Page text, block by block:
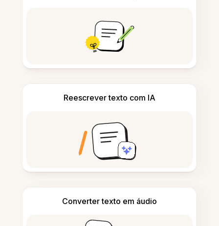
Reescrever texto com IA
Converter texto em áudio